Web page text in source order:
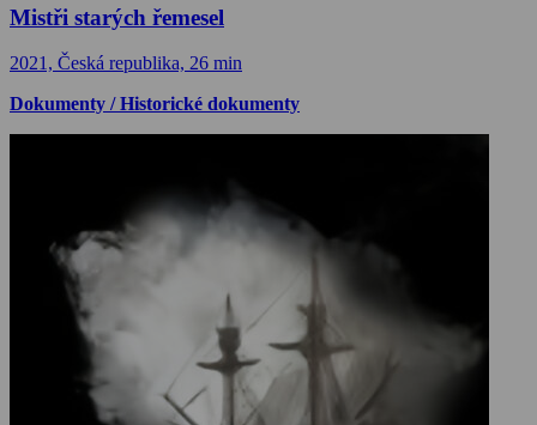
Mistři starých řemesel
2021, Česká republika, 26 min
Dokumenty / Historické dokumenty